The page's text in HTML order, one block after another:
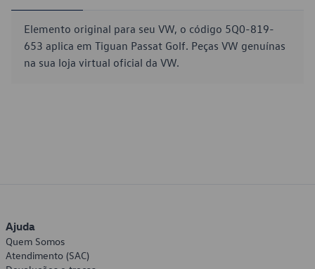
Elemento original para seu VW, o código 5Q0-819-
653 aplica em Tiguan Passat Golf. Peças VW genuínas
na sua loja virtual oficial da VW.
Ajuda
Quem Somos
Atendimento (SAC)